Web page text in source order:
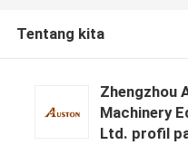
Tentang kita
Zhengzhou
Machinery
Ltd. profil